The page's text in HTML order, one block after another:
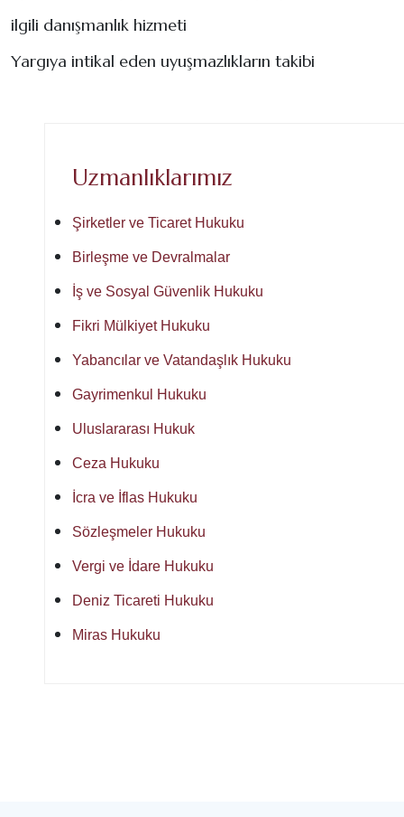
ilgili danışmanlık hizmeti
Yargıya intikal eden uyuşmazlıkların takibi
Uzmanlıklarımız
Şirketler ve Ticaret Hukuku
Birleşme ve Devralmalar
İş ve Sosyal Güvenlik Hukuku
Fikri Mülkiyet Hukuku
Yabancılar ve Vatandaşlık Hukuku
Gayrimenkul Hukuku
Uluslararası Hukuk
Ceza Hukuku
İcra ve İflas Hukuku
Sözleşmeler Hukuku
Vergi ve İdare Hukuku
Deniz Ticareti Hukuku
Miras Hukuku